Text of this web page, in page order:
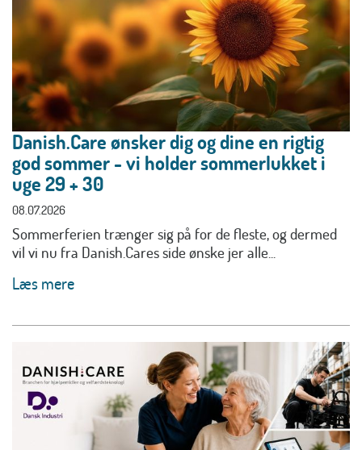
Danish.Care ønsker dig og dine en rigtig
god sommer - vi holder sommerlukket i
uge 29 + 30
08.07.2026
Sommerferien trænger sig på for de fleste, og dermed
vil vi nu fra Danish.Cares side ønske jer alle...
Læs mere